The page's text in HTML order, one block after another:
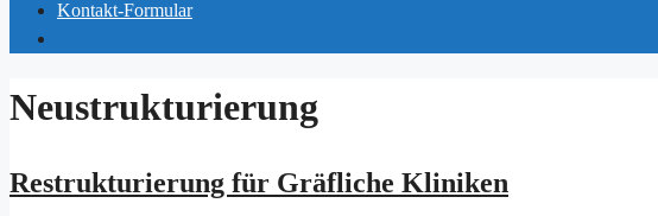
Kontakt-Formular
Neustrukturierung
Restrukturierung für Gräfliche Kliniken